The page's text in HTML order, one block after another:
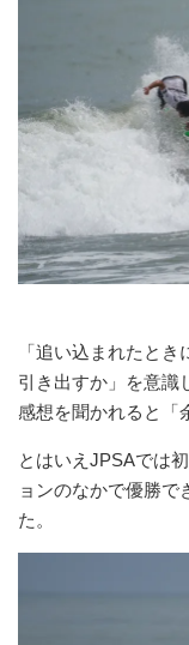
「追い込まれたと
引き出すか」を意識
感想を聞かれると「
とはいえJPSAでは
ョンのなかで優勝で
た。